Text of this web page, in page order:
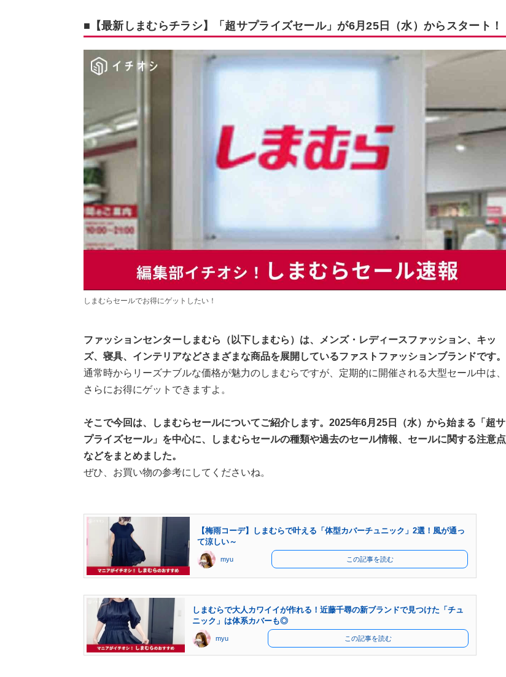
■【最新しまむらチラシ】「超サプライズセール」が6月25日（水）からスタート！
しまむらセールでお得にゲットしたい！
ファッションセンターしまむら（以下しまむら）は、メンズ・レディースファッション、キッ
ズ、寝具、インテリアなどさまざまな商品を展開しているファストファッションブランドです。
通常時からリーズナブルな価格が魅力のしまむらですが、定期的に開催される大型セール中は、
さらにお得にゲットできますよ。
そこで今回は、しまむらセールについてご紹介します。2025年6月25日（水）から始まる「超サ
プライズセール」を中心に、しまむらセールの種類や過去のセール情報、セールに関する注意点
などをまとめました。
ぜひ、お買い物の参考にしてくださいね。
【梅雨コーデ】しまむらで叶える「体型カバーチュニック」2選！風が通っ
て涼しい～
myu この記事を読む
しまむらで大人カワイイが作れる！近藤千尋の新ブランドで見つけた「チュ
ニック」は体系カバーも◎
myu この記事を読む